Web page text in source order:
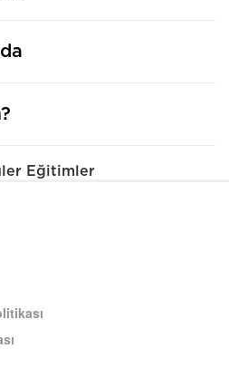
Eğitimler